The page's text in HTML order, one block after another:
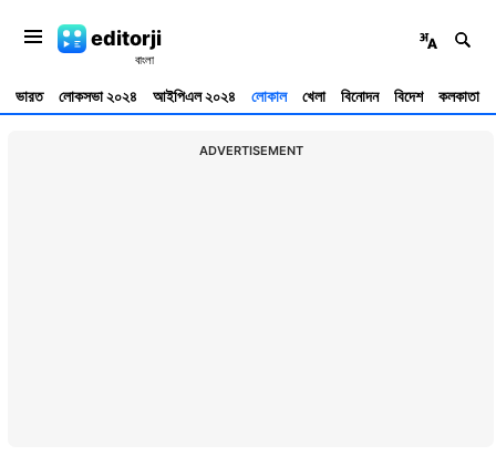
editorji
ভারত লোকসভা ২০২৪ আইপিএল ২০২৪ লোকাল খেলা বিনোদন বিদেশ কলকাতা
ADVERTISEMENT